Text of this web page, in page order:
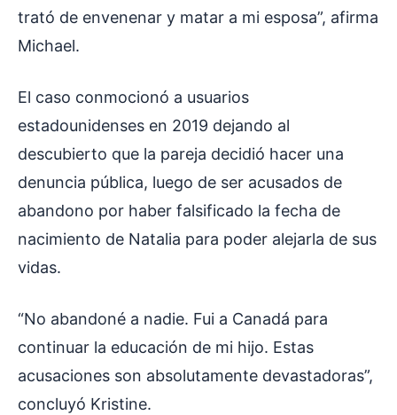
trató de envenenar y matar a mi esposa”, afirma
Michael.
El caso conmocionó a usuarios
estadounidenses en 2019 dejando al
descubierto que la pareja decidió hacer una
denuncia pública, luego de ser acusados de
abandono por haber falsificado la fecha de
nacimiento de Natalia para poder alejarla de sus
vidas.
“No abandoné a nadie. Fui a Canadá para
continuar la educación de mi hijo. Estas
acusaciones son absolutamente devastadoras”,
concluyó Kristine.